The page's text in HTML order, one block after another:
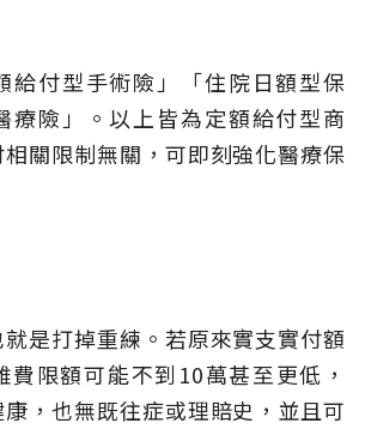
給付型手術險」「住院日額型保
療險」。以上皆為定額給付型商
關限制無關，可即刻強化醫療保
是打掉重練。若原來實支實付額
費限額可能不到10萬甚至更低，
，也無既往症或理賠史，並且可